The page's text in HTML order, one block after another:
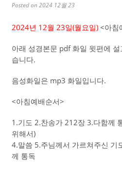
Posted on 2024 12월 23
2024년 12월 23일(월요일) <아침
아래 성경본문 pdf 화일 윗편에
습니다.
음성화일은 mp3 화일입니다.
<아침예배순서>
1.기도 2.찬송가 212장 3.다함께
위해서)
4.말씀 5.주님께서 가르쳐주신 기
께 통독